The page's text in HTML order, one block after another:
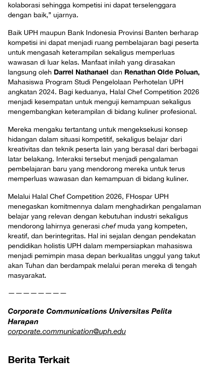
kolaborasi sehingga kompetisi ini dapat terselenggara
dengan baik,” ujarnya.
Baik UPH maupun Bank Indonesia Provinsi Banten berharap
kompetisi ini dapat menjadi ruang pembelajaran bagi peserta
untuk mengasah keterampilan sekaligus memperluas
wawasan di luar kelas. Manfaat inilah yang dirasakan
langsung oleh Darrel Nathanael dan Renathan Olde Poluan,
Mahasiswa Program Studi Pengelolaan Perhotelan UPH
angkatan 2024. Bagi keduanya, Halal Chef Competition 2026
menjadi kesempatan untuk menguji kemampuan sekaligus
mengembangkan keterampilan di bidang kuliner profesional.
Mereka mengaku tertantang untuk mengeksekusi konsep
hidangan dalam situasi kompetitif, sekaligus belajar dari
kreativitas dan teknik peserta lain yang berasal dari berbagai
latar belakang. Interaksi tersebut menjadi pengalaman
pembelajaran baru yang mendorong mereka untuk terus
memperluas wawasan dan kemampuan di bidang kuliner.
Melalui Halal Chef Competition 2026, FHospar UPH
menegaskan komitmennya dalam menghadirkan pengalaman
belajar yang relevan dengan kebutuhan industri sekaligus
mendorong lahirnya generasi chefmuda yang kompeten,
kreatif, dan berintegritas. Hal ini sejalan dengan pendekatan
pendidikan holistis UPH dalam mempersiapkan mahasiswa
menjadi pemimpin masa depan berkualitas unggul yang takut
akan Tuhan dan berdampak melalui peran mereka di tengah
masyarakat.
————————
Corporate Communications Universitas Pelita
Harapan
corporate.communication@uph.edu
Berita Terkait